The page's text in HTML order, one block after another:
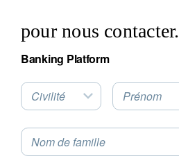
pour nous contacter.
Banking Platform
Civilité Prénom
Nom de famille